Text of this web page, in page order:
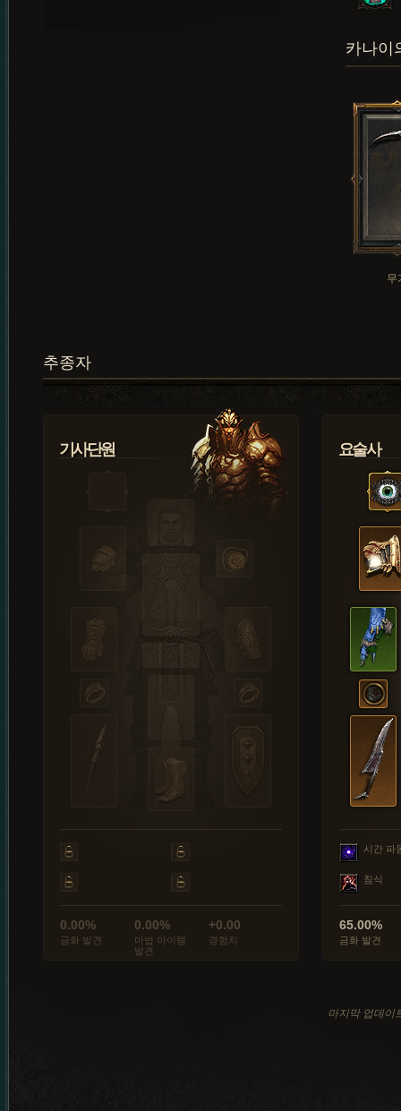
카나이
무
추종자
기사단원
0.00%
금화 발견
0.00%
마법 아이템
발견
+0.00
경험치
요술사
시간 파
침식
65.00%
금화 발견
마지막 업데이